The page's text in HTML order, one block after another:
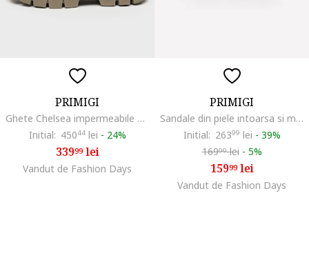
PRIMIGI
Ghete Chelsea impermeabile de piele intoarsa cu tehinologi Gore-Tex, Maro taupe
Initial: 45044lei - 24%
33999lei
Vandut de Fashion Days
PRIMIGI
Sandale din piele intoarsa si material textil cu inchidere velcro, Albastru inchis/Lila
Initial: 26399 lei - 39%
16999lei - 5%
15999lei
Vandut de Fashion Days